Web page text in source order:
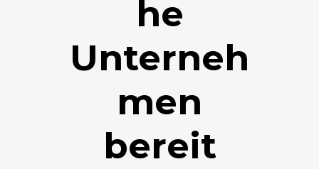
he
Unterneh
men
bereit